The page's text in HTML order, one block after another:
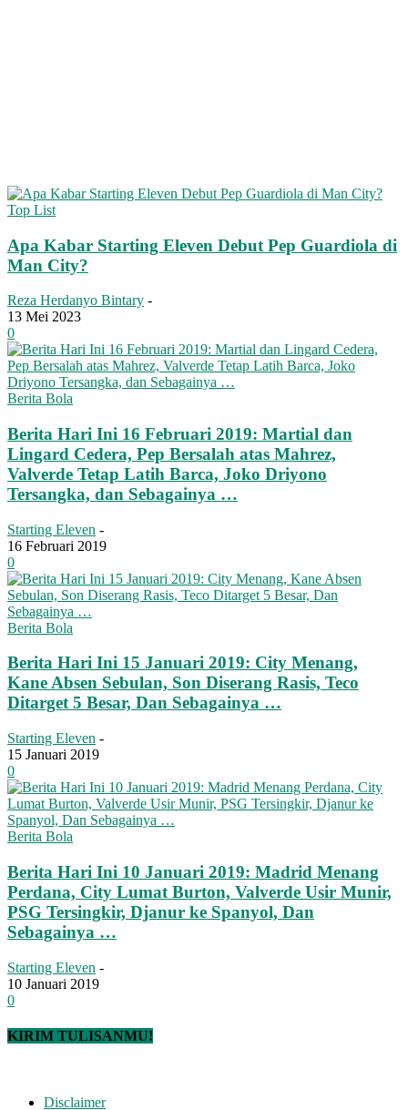
Top List
Apa Kabar Starting Eleven Debut Pep Guardiola di
Man City?
Reza Herdanyo Bintary -
13 Mei 2023
0
Berita Bola
Berita Hari Ini 16 Februari 2019: Martial dan
Lingard Cedera, Pep Bersalah atas Mahrez,
Valverde Tetap Latih Barca, Joko Driyono
Tersangka, dan Sebagainya …
Starting Eleven -
16 Februari 2019
0
Berita Bola
Berita Hari Ini 15 Januari 2019: City Menang,
Kane Absen Sebulan, Son Diserang Rasis, Teco
Ditarget 5 Besar, Dan Sebagainya …
Starting Eleven -
15 Januari 2019
0
Berita Bola
Berita Hari Ini 10 Januari 2019: Madrid Menang
Perdana, City Lumat Burton, Valverde Usir Munir,
PSG Tersingkir, Djanur ke Spanyol, Dan
Sebagainya …
Starting Eleven -
10 Januari 2019
0
KIRIM TULISANMU!
Disclaimer